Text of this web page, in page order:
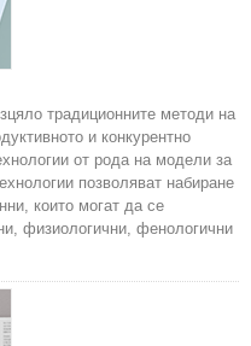
традиционните методи на
и конкурентно
от рода на модели за
позволяват набиране
които могат да се
физиологични, фенологични